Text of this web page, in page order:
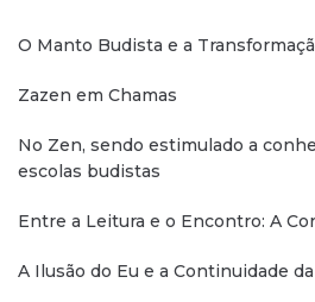
O Manto Budista e a
Zazen em Chamas
No Zen, sendo estimulado a
escolas budistas
Entre a Leitura e o Encontro: A
A Ilusão do Eu e a Continuidade